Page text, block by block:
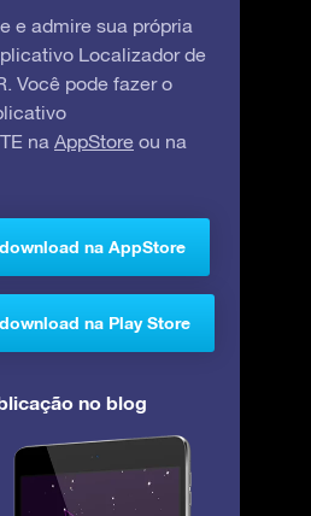
e admire sua própria
Localizador de
Você pode fazer o
na AppStore ou na
na AppStore
na Play Store
no blog